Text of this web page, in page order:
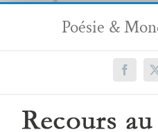
Passer
contenu
Poésie &